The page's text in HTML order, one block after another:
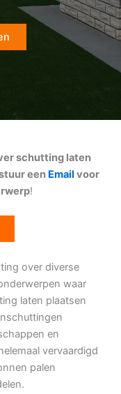
schutting laten
een Email voor
!
over diverse
waar
laten plaatsen
en
vervaardigd
palen